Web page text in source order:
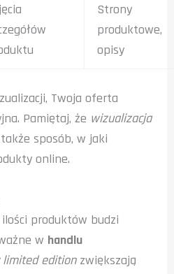
Strony
produktowe,
opisy
Twoja oferta
Pamiętaj, że wizualizacja
sposób, w jaki
online.
produktów budzi
w handlu
limited editionzwiększają